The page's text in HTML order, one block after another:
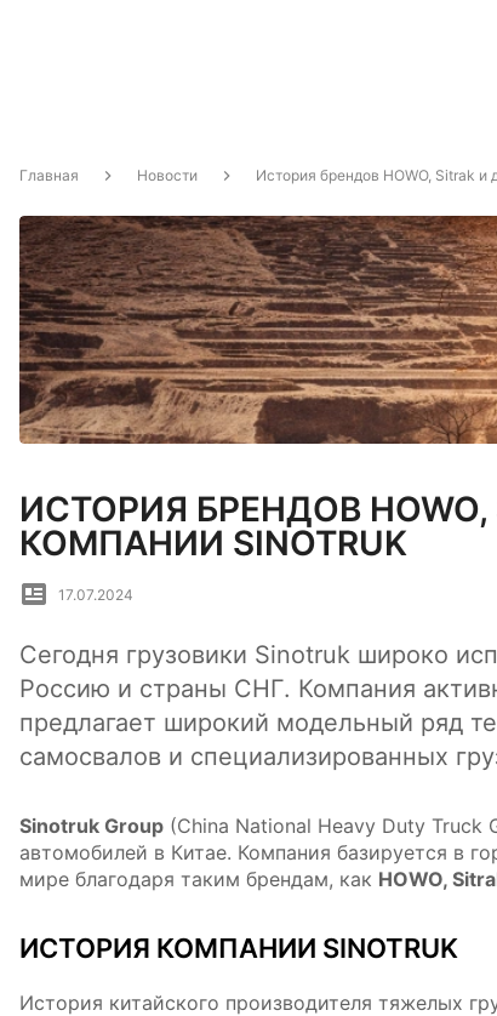
Главная Новости История брендов HOWO, Sitrak и
ИСТОРИЯ БРЕНДОВ
КОМПАНИИ SINOTRUK
17.07.2024
Сегодня грузовики Sinotruk широко
Россию и страны СНГ. Компания
предлагает широкий модельный ряд
самосвалов и специализированных
Sinotruk Group (China National Heavy Duty
автомобилей в Китае. Компания базируется в
мире благодаря таким брендам, как HOWO,
ИСТОРИЯ КОМПАНИИ SINOTRUK
История китайского производителя тяжелых